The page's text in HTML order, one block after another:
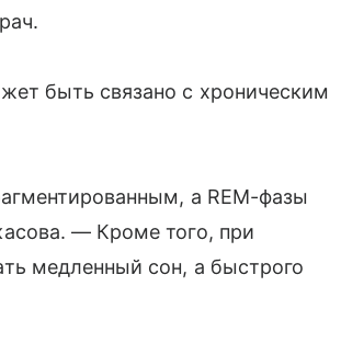
быть связано с хроническим
а REM-фазы
— Кроме того, при
медленный сон, а быстрого